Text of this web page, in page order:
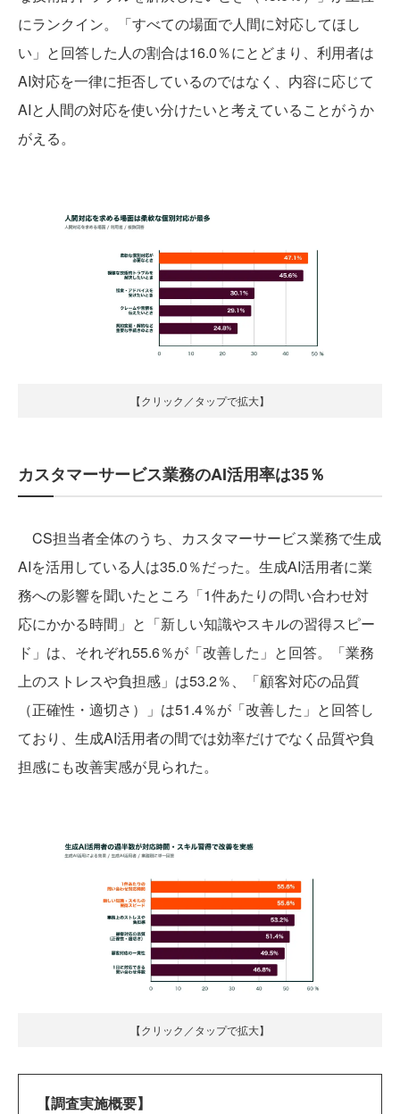
にランクイン。「すべての場面で人間に対応してほし
い」と回答した人の割合は16.0％にとどまり、利用者は
AI対応を一律に拒否しているのではなく、内容に応じて
AIと人間の対応を使い分けたいと考えていることがうか
がえる。
【クリック／タップで拡大】
カスタマーサービス業務のAI活用率は35％
CS担当者全体のうち、カスタマーサービス業務で生成
AIを活用している人は35.0％だった。生成AI活用者に業
務への影響を聞いたところ「1件あたりの問い合わせ対
応にかかる時間」と「新しい知識やスキルの習得スピー
ド」は、それぞれ55.6％が「改善した」と回答。「業務
上のストレスや負担感」は53.2％、「顧客対応の品質
（正確性・適切さ）」は51.4％が「改善した」と回答し
ており、生成AI活用者の間では効率だけでなく品質や負
担感にも改善実感が見られた。
【クリック／タップで拡大】
【調査実施概要】